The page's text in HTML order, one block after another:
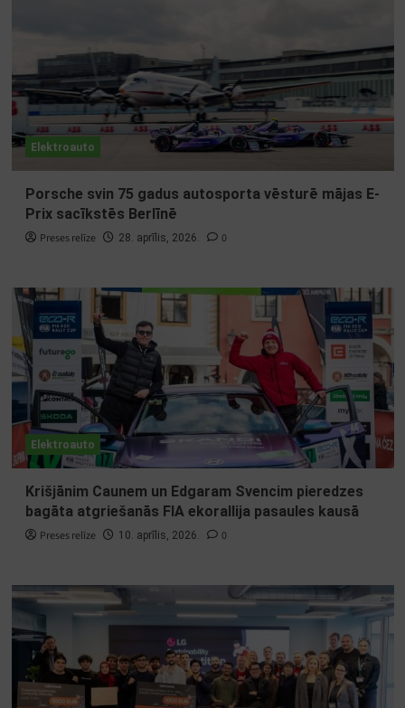
Elektroauto
Porsche svin 75 gadus autosporta vēsturē mājas E-
Prix sacīkstēs Berlīnē
Preses relīze 28. aprīlis, 2026. 0
Elektroauto
Krišjānim Caunem un Edgaram Svencim pieredzes
bagāta atgriešanās FIA ekorallija pasaules kausā
Preses relīze 10. aprīlis, 2026. 0